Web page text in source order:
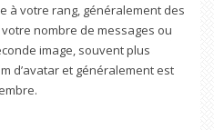
à votre rang, généralement des
nombre de messages ou
image, souvent plus
d’avatar et généralement est